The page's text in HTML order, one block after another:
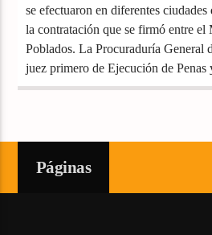
se efectuaron en diferentes
la contratación que se firmó entre
Poblados. La Procuraduría General
juez primero de Ejecución de
Páginas